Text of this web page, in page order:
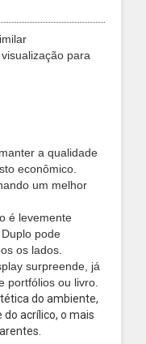
para
a qualidade
econômico.
um melhor
é levemente
Duplo pode
os lados.
surpreende, já
portfólios ou livro.
do ambiente,
acrílico, o mais